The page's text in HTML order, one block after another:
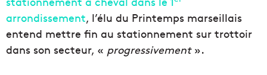
arrondissement, l’élu du Printemps marseillais
entend mettre fin au stationnement sur trottoir
dans son secteur, « progressivement».